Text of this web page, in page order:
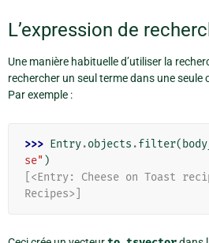
L’expression de
Une manière habituelle d’utiliser la
rechercher un seul terme dans une seule
Par exemple :
>>> Entry.objects .filter(
se" )
[<Entry: Cheese on Toast
Recipes>]